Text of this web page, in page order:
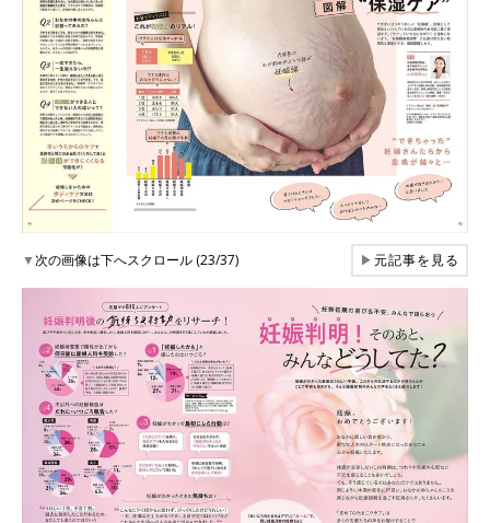
▼次の画像は下へスクロール (23/37) ▶元記事を見る